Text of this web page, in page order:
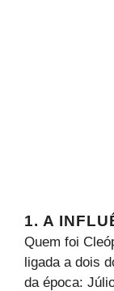
1. A
Quem foi
ligada a dois
da época: